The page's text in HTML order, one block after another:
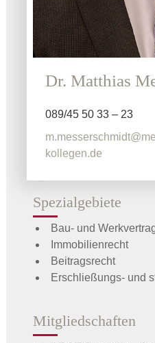
Dr. Matthias
089/45 50 33 – 23
kollegen.de
Spezialgebiete
Bau- und
Immobilienrecht
Beitragsrecht
Erschließungs- und
Mitgliedschaften